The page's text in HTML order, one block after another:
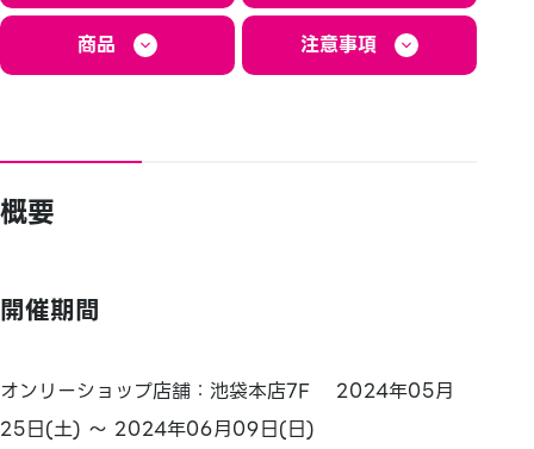
商品 注意事項
概要
開催期間
オンリーショップ店舗：池袋本店7F 2024年05月
25日(土) ～ 2024年06月09日(日)